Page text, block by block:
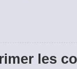
les